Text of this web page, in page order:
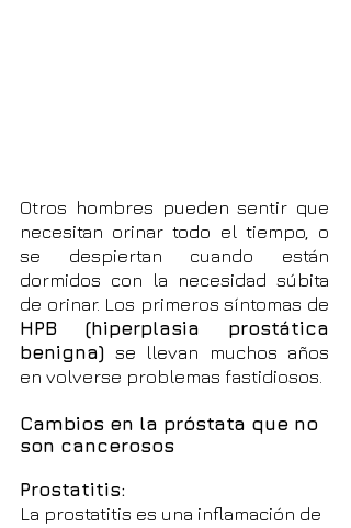
Otros hombres pueden sentir que
necesitan orinar todo el tiempo, o
se despiertan cuando están
dormidos con la necesidad súbita
de orinar. Los primeros síntomas de
HPB (hiperplasia prostática
benigna) se llevan muchos años
en volverse problemas fastidiosos.
Cambios en la próstata que no
son cancerosos
Prostatitis:
La prostatitis es una inflamación de